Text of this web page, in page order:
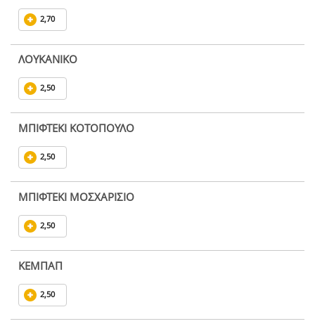
2,70
ΛΟΥΚΑΝΙΚΟ
2,50
ΜΠΙΦΤΕΚΙ ΚΟΤΟΠΟΥΛΟ
2,50
ΜΠΙΦΤΕΚΙ ΜΟΣΧΑΡΙΣΙΟ
2,50
ΚΕΜΠΑΠ
2,50